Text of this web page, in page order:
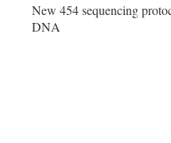
New 454 sequencing
DNA